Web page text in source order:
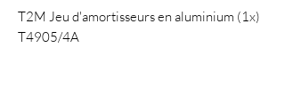
T2M Jeu d'amortisseurs en aluminium (1x)
T4905/4A